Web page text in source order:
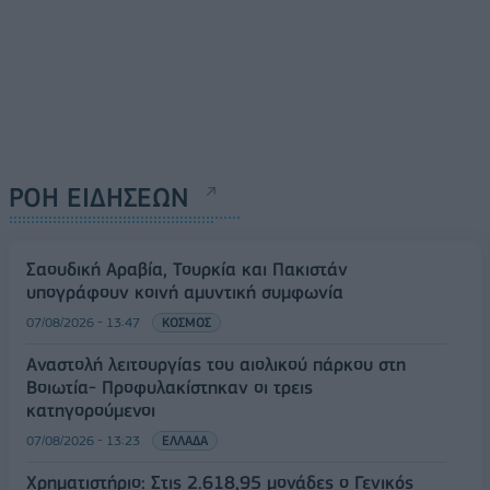
ΡΟΗ ΕΙΔΗΣΕΩΝ
Σαουδική Αραβία, Τουρκία και Πακιστάν
υπογράφουν κοινή αμυντική συμφωνία
07/08/2026 - 13:47 ΚΟΣΜΟΣ
Αναστολή λειτουργίας του αιολικού πάρκου στη
Βοιωτία- Προφυλακίστηκαν οι τρεις
κατηγορούμενοι
07/08/2026 - 13:23 ΕΛΛΑΔΑ
Χρηματιστήριο: Στις 2.618,95 μονάδες ο Γενικός